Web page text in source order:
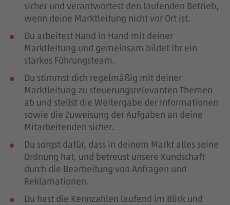
sicher und verantwortest den laufenden Betrieb,
wenn deine Marktleitung nicht vor Ort ist.
Du arbeitest Hand in Hand mit deiner
Marktleitung und gemeinsam bildet ihr ein
starkes Führungsteam.
Du stimmst dich regelmäßig mit deiner
Marktleitung zu steuerungsrelevanten Themen
ab und stellst die Weitergabe der Informationen
sowie die Zuweisung der Aufgaben an deine
Mitarbeitenden sicher.
Du sorgst dafür, dass in deinem Markt alles seine
Ordnung hat, und betreust unsere Kundschaft
durch die Bearbeitung von Anfragen und
Reklamationen.
Du hast die Kennzahlen laufend im Blick und